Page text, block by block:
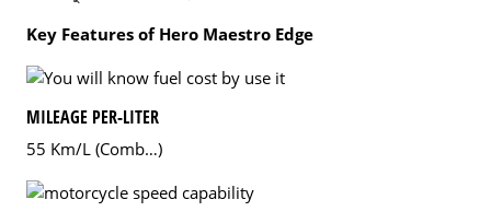
Key Features of Hero Maestro Edge
MILEAGE PER-LITER
55 Km/L (Comb…)